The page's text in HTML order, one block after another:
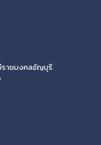
ราชมงคลธัญบุรี